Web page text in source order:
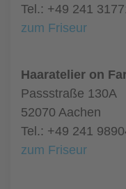
Tel.: +49 241
zum Friseur
Haaratelier on
Passstraße 130A
52070 Aachen
Tel.: +49 241
zum Friseur